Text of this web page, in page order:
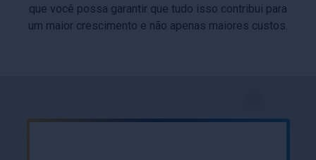
que você possa garantir que tudo isso contribui para
um maior crescimento e não apenas maiores custos.